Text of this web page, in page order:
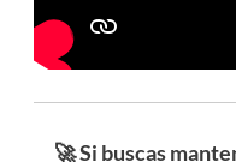
🚀 Si buscas